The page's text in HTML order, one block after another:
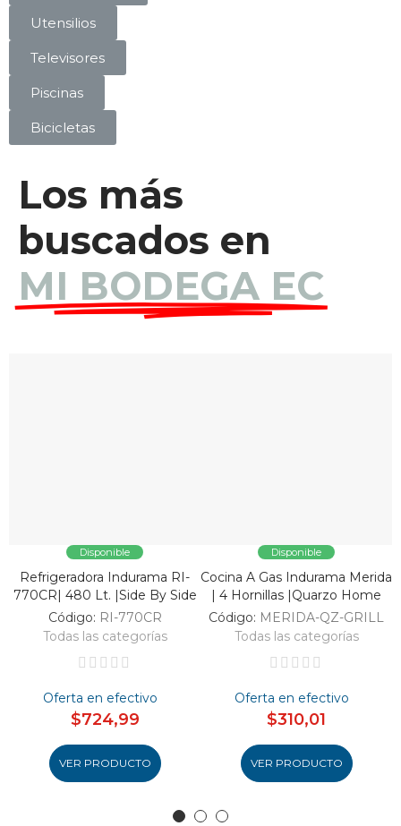
Utensilios
Televisores
Piscinas
Bicicletas
Los más
buscados en
MI BODEGA EC
Disponible
Refrigeradora Indurama RI-
770CR| 480 Lt. |Side By Side
Código: RI-770CR
Todas las categorías
Oferta en efectivo
$724,99
VER PRODUCTO
Disponible
Cocina A Gas Indurama Merida
| 4 Hornillas |Quarzo Home
Código: MERIDA-QZ-GRILL
Todas las categorías
Oferta en efectivo
$310,01
VER PRODUCTO